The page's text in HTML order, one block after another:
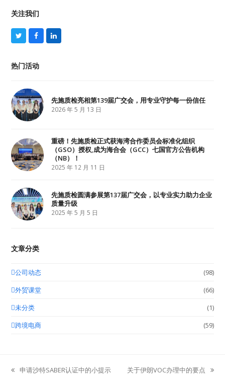
关注我们
T
w
t
t
F
a
b
L
i
热门活动
先施质检亮相第139届广交会，用专业守护每一份信任
2026 年 5 月 13 日
重磅！先施质检正式获海湾合作委员会标准化组织
（GSO）授权,成为海合会（GCC）七国官方公告机构
（NB）！
2025 年 12 月 11 日
先施质检圆满参展第137届广交会，以专业实力助力企业
质量升级
2025 年 5 月 5 日
文章分类
公司动态
(98)
外贸课堂
(66)
未分类
(1)
跨境电商
(59)
previous
申请沙特SABER认证中的小提示
next
关于伊朗VOC办理中的要点